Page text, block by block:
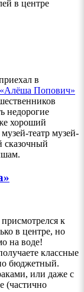
в центре
в
«Алёша Попович»
недорогие
хороший
театр музей-
сказочный
к
в центре, но
на воде!
классные
бюджетный.
или даже с
(частично